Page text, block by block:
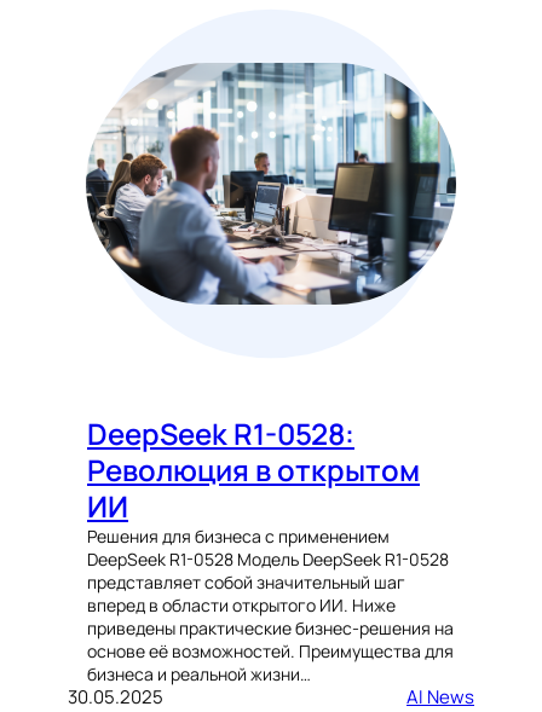
DeepSeek R1-0528:
Революция в открытом
ИИ
Решения для бизнеса с применением
DeepSeek R1-0528 Модель DeepSeek R1-0528
представляет собой значительный шаг
вперед в области открытого ИИ. Ниже
приведены практические бизнес-решения на
основе её возможностей. Преимущества для
бизнеса и реальной жизни…
30.05.2025 AI News